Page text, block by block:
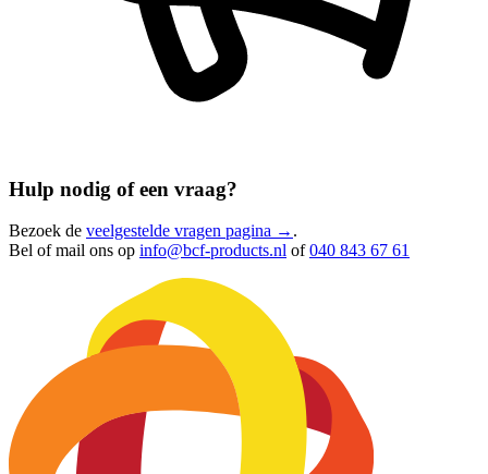
Hulp nodig of een vraag?
Bezoek de veelgestelde vragen pagina → .
Bel of mail ons op info@bcf-products.nl of040 843 67 61